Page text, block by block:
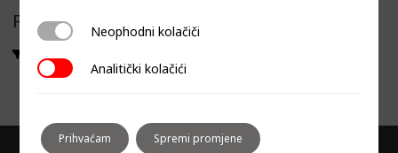
Filtriraj prema linija
Neophodni kolačiči
Neophodni kolačiči
Analitički kolačići
Analitički kolačići
Prihvaćam Spremi promjene